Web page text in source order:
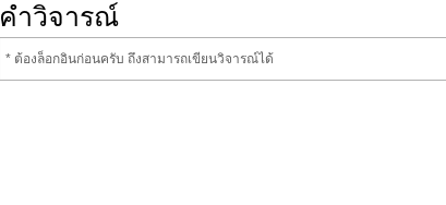
คำวิจารณ์
* ต้องล็อกอินก่อนครับ ถึงสามารถเขียนวิจารณ์ได้